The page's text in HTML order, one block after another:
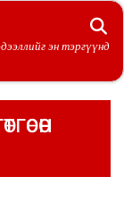
эн тэргүүнд